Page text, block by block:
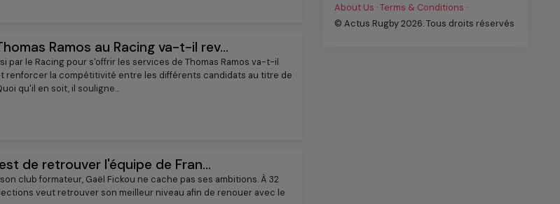
Ramos au Racing va-t-il rev...
par le Racing pour s'offrir les services de Thomas Ramos va-t-il
renforcer la compétitivité entre les différents candidats au titre de
qu'il en soit, il souligne...
de retrouver l'équipe de Fran...
club formateur, Gaël Fickou ne cache pas ses ambitions. À 32
veut retrouver son meilleur niveau afin de renouer avec le
About Us ·Terms & Conditions ·
© Actus Rugby 2026. Tous droits réservés